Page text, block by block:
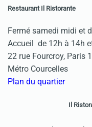
Restaurant Il Ristorante
Fermé samedi midi et
Accueil de 12h à 14h
22 rue Fourcroy, Paris
Métro Courcelles
Plan du quartier
Il